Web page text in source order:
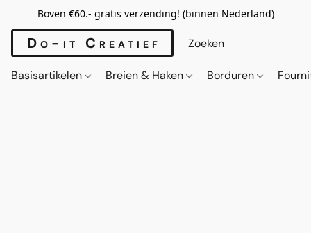
Boven €60.- gratis verzending! (binnen Nederland)
Do-it Creatief
Basisartikelen Breien & Haken Borduren